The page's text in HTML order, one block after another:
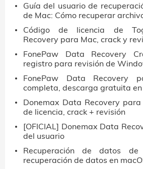
Guía del usuario de
de Mac: Cómo recuperar
Código de licencia de
Recovery para Mac, crack y
FonePaw Data Recovery
registro para revisión de
FonePaw Data Recovery
completa, descarga gratuita
Donemax Data Recovery
de licencia, crack + revisión
[OFICIAL] Donemax Data
del usuario
Recuperación de datos
recuperación de datos en